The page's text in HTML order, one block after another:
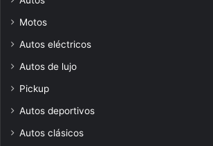
Motos
Autos eléctricos
Autos de lujo
Pickup
Autos deportivos
Autos clásicos